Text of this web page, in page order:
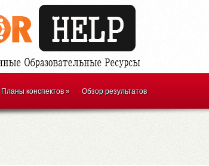
Планы конспектов» Обзор результатов